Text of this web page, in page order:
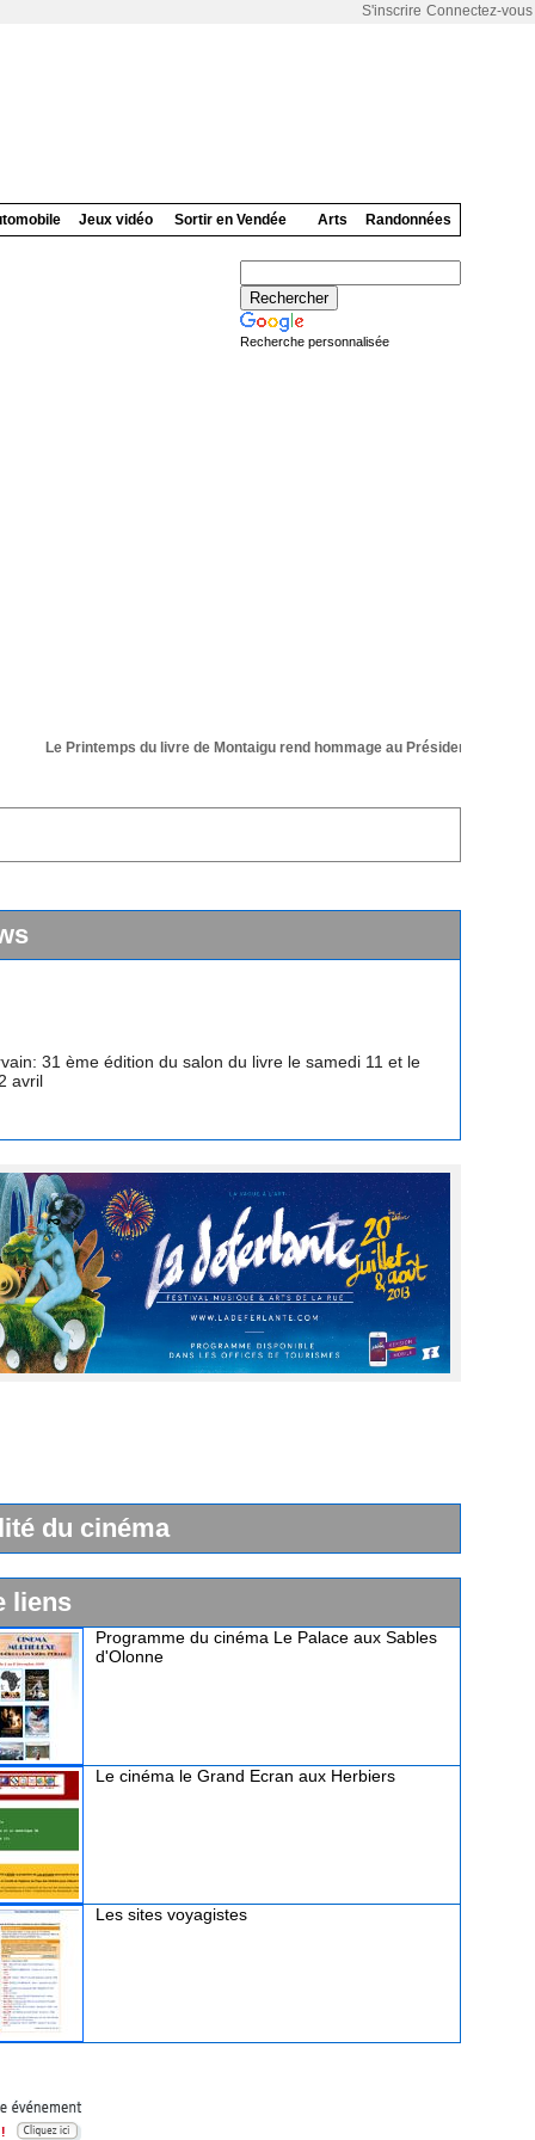
Connectez-vous
S'inscrire
Jeux vidéo Sortir en Vendée Arts Randonnées
Recherche personnalisée
Le Printemps du livre de Montaigu rend hommage au Président de sa 36
avril
du cinéma
liens
Programme du cinéma Le Palace aux Sables
d'Olonne
Le cinéma le Grand Ecran aux Herbiers
Les sites voyagistes